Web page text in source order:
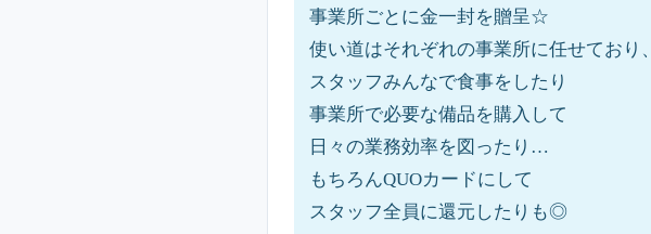
事業所ごとに金一封を贈呈☆
使い道はそれぞれの事業所に任せており、
スタッフみんなで食事をしたり
事業所で必要な備品を購入して
日々の業務効率を図ったり…
もちろんQUOカードにして
スタッフ全員に還元したりも◎